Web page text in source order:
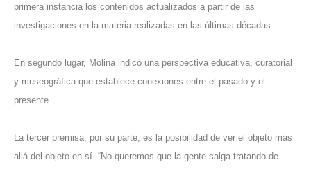
primera instancia los contenidos actualizados a partir de las
investigaciones en la materia realizadas en las últimas décadas.
En segundo lugar, Molina indicó una perspectiva educativa, curatorial
y museográfica que establece conexiones entre el pasado y el
presente.
La tercer premisa, por su parte, es la posibilidad de ver el objeto más
allá del objeto en sí. “No queremos que la gente salga tratando de